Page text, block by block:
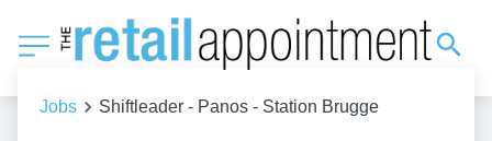
Jobs Shiftleader - Panos - Station Brugge